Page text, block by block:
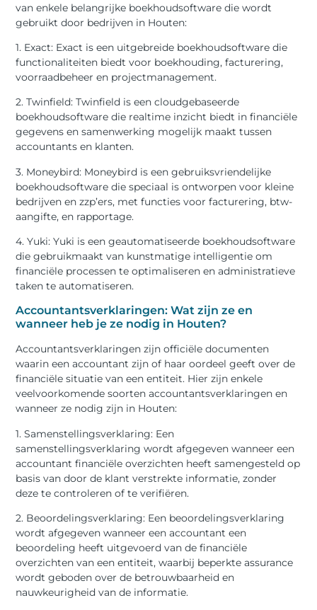
van enkele belangrijke boekhoudsoftware die wordt
gebruikt door bedrijven in Houten:
1. Exact: Exact is een uitgebreide boekhoudsoftware die
functionaliteiten biedt voor boekhouding, facturering,
voorraadbeheer en projectmanagement.
2. Twinfield: Twinfield is een cloudgebaseerde
boekhoudsoftware die realtime inzicht biedt in financiële
gegevens en samenwerking mogelijk maakt tussen
accountants en klanten.
3. Moneybird: Moneybird is een gebruiksvriendelijke
boekhoudsoftware die speciaal is ontworpen voor kleine
bedrijven en zzp’ers, met functies voor facturering, btw-
aangifte, en rapportage.
4. Yuki: Yuki is een geautomatiseerde boekhoudsoftware
die gebruikmaakt van kunstmatige intelligentie om
financiële processen te optimaliseren en administratieve
taken te automatiseren.
Accountantsverklaringen: Wat zijn ze en
wanneer heb je ze nodig in Houten?
Accountantsverklaringen zijn officiële documenten
waarin een accountant zijn of haar oordeel geeft over de
financiële situatie van een entiteit. Hier zijn enkele
veelvoorkomende soorten accountantsverklaringen en
wanneer ze nodig zijn in Houten:
1. Samenstellingsverklaring: Een
samenstellingsverklaring wordt afgegeven wanneer een
accountant financiële overzichten heeft samengesteld op
basis van door de klant verstrekte informatie, zonder
deze te controleren of te verifiëren.
2. Beoordelingsverklaring: Een beoordelingsverklaring
wordt afgegeven wanneer een accountant een
beoordeling heeft uitgevoerd van de financiële
overzichten van een entiteit, waarbij beperkte assurance
wordt geboden over de betrouwbaarheid en
nauwkeurigheid van de informatie.